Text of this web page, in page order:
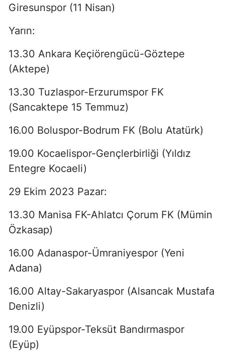
Giresunspor (11 Nisan)
Yarın:
13.30 Ankara Keçiörengücü-Göztepe
(Aktepe)
13.30 Tuzlaspor-Erzurumspor FK
(Sancaktepe 15 Temmuz)
16.00 Boluspor-Bodrum FK (Bolu Atatürk)
19.00 Kocaelispor-Gençlerbirliği (Yıldız
Entegre Kocaeli)
29 Ekim 2023 Pazar:
13.30 Manisa FK-Ahlatcı Çorum FK (Mümin
Özkasap)
16.00 Adanaspor-Ümraniyespor (Yeni
Adana)
16.00 Altay-Sakaryaspor (Alsancak Mustafa
Denizli)
19.00 Eyüpspor-Teksüt Bandırmaspor
(Eyüp)